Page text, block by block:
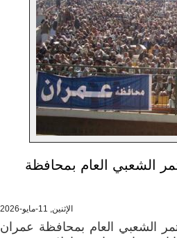
الشعبي العام بمحافظة
الإثنين, 11-مايو-2026
الشعبي العام بمحافظة عمران